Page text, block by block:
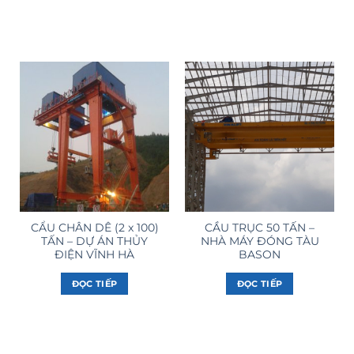
CẨU CHÂN DÊ (2 x 100)
TẤN – DỰ ÁN THỦY
ĐIỆN VĨNH HÀ
ĐỌC TIẾP
CẦU TRỤC 50 TẤN –
NHÀ MÁY ĐÓNG TÀU
BASON
ĐỌC TIẾP